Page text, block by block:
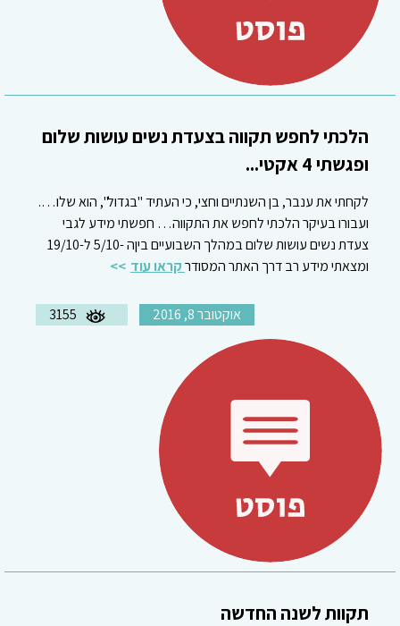
הלכתי לחפש תקווה בצעדת נשים עושות שלום
ופגשתי 4 אקטי...
לקחתי את ענבר, בן השנתיים וחצי, כי העתיד "בגדול", הוא שלו….
ועבורו בעיקר הלכתי לחפש את התקווה… חפשתי מידע לגבי
צעדת נשים עושות שלום במהלך השבועיים ביןה -5/10 ל-19/10
ומצאתי מידע רב דרך האתר המסודרקראו עוד
אוקטובר 8, 2016 3155
תקוות לשנה החדשה